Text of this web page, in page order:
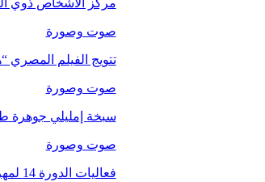
مركز الأشخاص ذوي
صوت وصورة
تتويج الفيلم المصري
صوت وصورة
سبخة إمليلي جوهرة
صوت وصورة
فعاليات الدورة 14 لمهرجان الداخلة الدولي للفيلم